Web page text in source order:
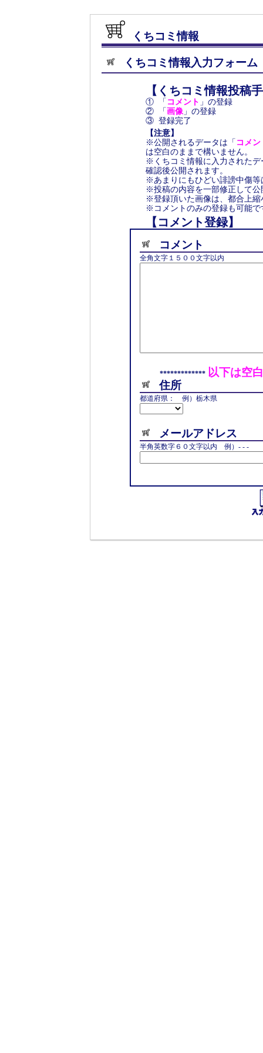
くちコミ情報
くちコミ情報入力フォーム
【くちコミ情報投稿
① 「 コメント 」の登録
② 「画像 」の登録
③ 登録完了
【注意】
※公開されるデータは「 コメン
は空白のままで構いません。
※くちコミ情報に入力された
確認後公開されます。
※あまりにもひどい誹謗中傷
※投稿の内容を一部修正して
※登録頂いた画像は、都合上縮
※コメントのみの登録も可能で
【コメント登録】
コメント
全角文字１５００文字以内
*************
以下は空
住所
都道府県： 例）栃木県
メールアドレス
半角英数字６０文字以内 例）- - -